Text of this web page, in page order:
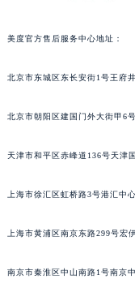
美度官方售后服务中心地址：
北京市东城区东长安街1号王府
北京市朝阳区建国门外大街甲6
天津市和平区赤峰道136号天津
上海市徐汇区虹桥路3号港汇中
上海市黄浦区南京东路299号宏
南京市秦淮区中山南路1号南京